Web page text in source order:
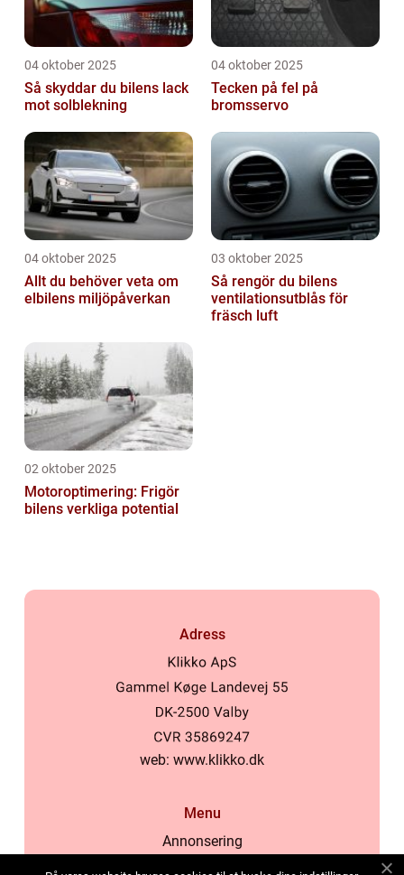
04 oktober 2025
Så skyddar du bilens lack
mot solblekning
04 oktober 2025
Tecken på fel på
bromsservo
04 oktober 2025
Allt du behöver veta om
elbilens miljöpåverkan
03 oktober 2025
Så rengör du bilens
ventilationsutblås för
fräsch luft
02 oktober 2025
Motoroptimering: Frigör
bilens verkliga potential
Adress
web: www.klikko.dk
Menu
Annonsering